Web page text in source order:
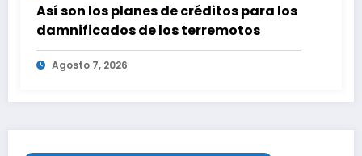
Así son los planes de créditos para los
damnificados de los terremotos
Agosto 7, 2026